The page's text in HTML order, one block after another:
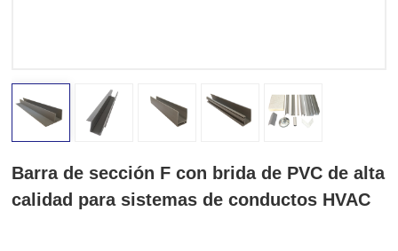
Barra de sección F con brida de PVC de alta
calidad para sistemas de conductos HVAC